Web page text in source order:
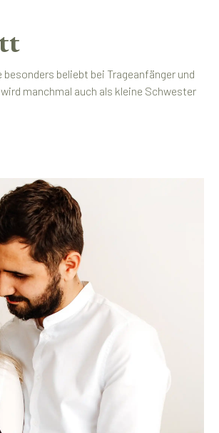
beliebt bei Trageanfänger und
manchmal auch als kleine Schwester